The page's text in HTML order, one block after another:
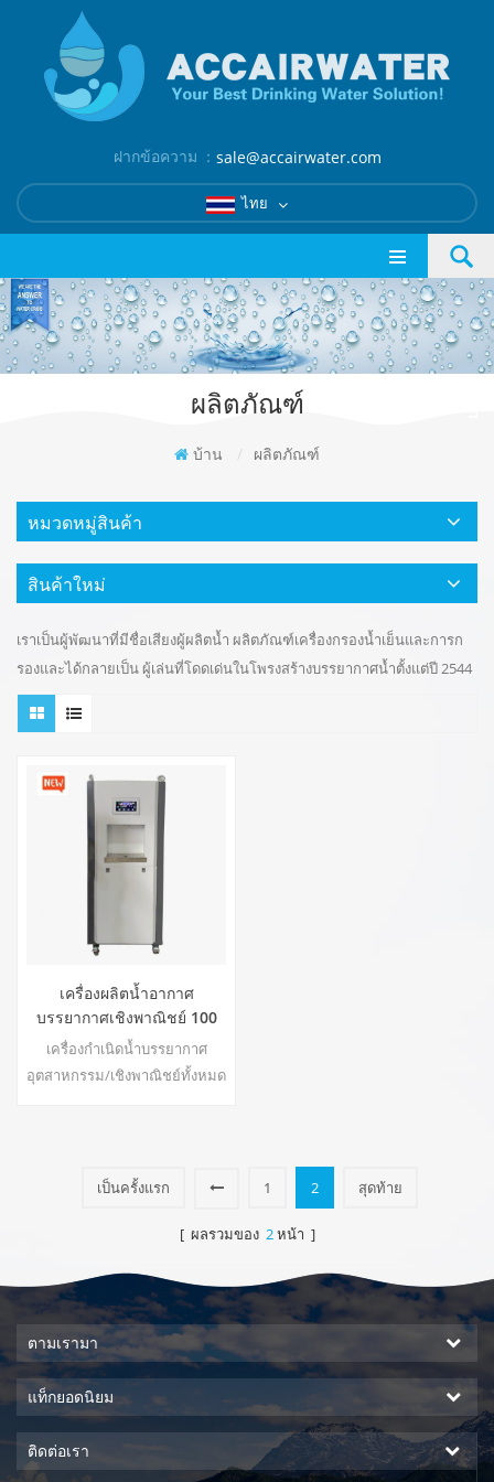
ฝากข้อความ ： sale@accairwater.com
ไทย
ผลิตภัณฑ์
บ้าน / ผลิตภัณฑ์
หมวดหมู่สินค้า
สินค้าใหม่
เราเป็นผู้พัฒนาที่มีชื่อเสียงผู้ผลิตน้ำ ผลิตภัณฑ์เครื่องกรองน้ำเย็นและการก
รองและได้กลายเป็น ผู้เล่นที่โดดเด่นในโพรงสร้างบรรยากาศน้ำตั้งแต่ปี 2544
เครื่องผลิตน้ำอากาศ
บรรยากาศเชิงพาณิชย์ 100
ลิตรต่อวัน EA-100E
เครื่องกำเนิดน้ำบรรยากาศ
อุตสาหกรรม/เชิงพาณิชย์ทั้งหมด
เครื่องกำเนิดน้ำด้วยอากาศของ
ที่ทำงานได้อย่างสมบูรณ์ มีครบ
เอง สามารถขนส่งได้อย่าง
ง่ายดายพร้อมทั้งผลิตน้ำดื่ม
บริสุทธิ์สดได้มากถึงหลายพัน
แกลลอน โรงงา22
เป็นครั้งแรก 1 2 สุดท้าย
[ ผลรวมของ 2หน้า ]
ตามเรามา
แท็กยอดนิยม
ติดต่อเรา